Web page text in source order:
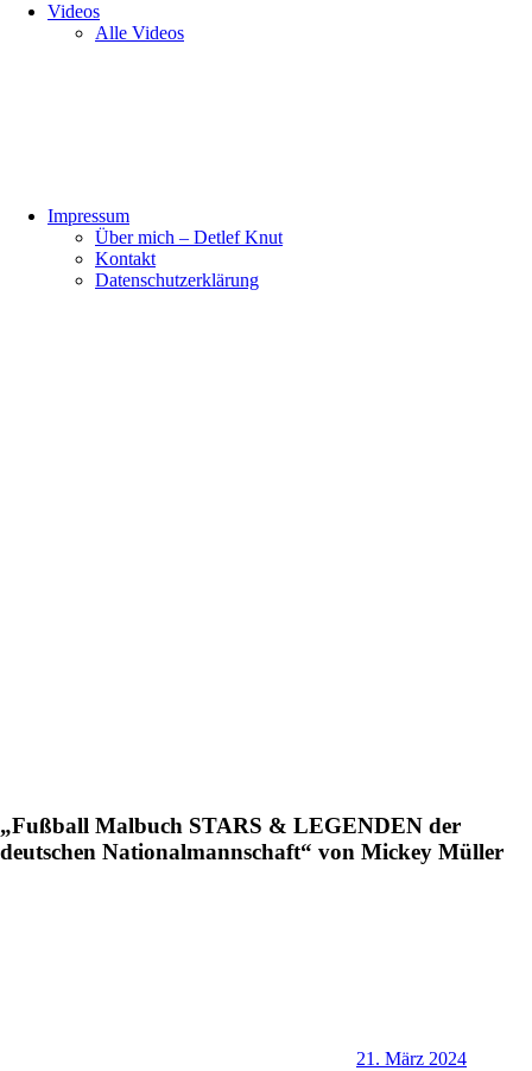
Videos
Alle Videos
Impressum
Über mich – Detlef Knut
Kontakt
Datenschutzerklärung
„Fußball Malbuch STARS & LEGENDEN der
deutschen Nationalmannschaft“ von Mickey Müller
21. März 2024